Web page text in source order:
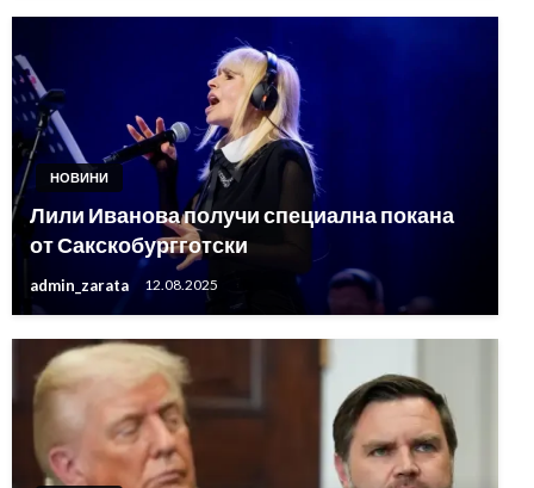
НОВИНИ
Лили Иванова получи специална покана
от Сакскобургготски
admin_zarata 12.08.2025